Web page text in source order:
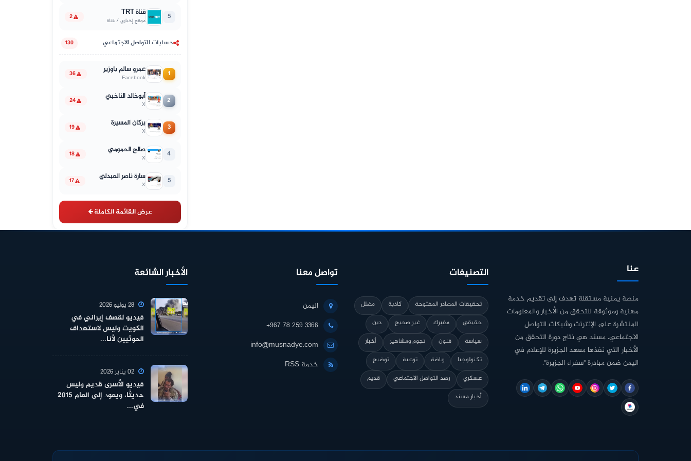
5 قناة TRT
موقع إخباري / قناة 2
حسابات التواصل الاجتماعي 130
1 عمرو سالم باوزير
Facebook
36
2 أبوخالد الناخبي
X
24
3 بركان المسيرة
X
19
4 صالح الحمومي
X
18
5 سارة ناصر العبدلي
X
17
عرض القائمة الكاملة
عنا
منصة يمنية مستقلة تهدف إلى تقديم خدمة
مهنية وموثوقة للتحقق من الأخبار والمعلومات
المنتشرة على الإنترنت وشبكات التواصل
الاجتماعي. مسند هي نتاج دورة التحقق من
الأخبار التي نفذها معهد الجزيرة للإعلام في
اليمن ضمن مبادرة "سفراء الجزيرة".
التصنيفات
تحقيقات المصادر المفتوحة كاذبة
مضلل
حقيقي
مفبرك غير صحيح
دين
سياسة
فنون نجوم ومشاهير
أخبار
تكنولوجيا
رياضة توعية
توضيح
عسكري
رصد التواصل الاجتماعي
قديم
أخبار مسند
تواصل معنا
اليمن
+967 78 259 3366
info@musnadye.com
خدمة RSS
الأخبار الشائعة
28 يوليو 2026
فيديو لقصف إيراني في
الكويت وليس لاستهداف
الحوثيين لأنا...
02 يناير 2026
فيديو الأسرى قديم وليس
حديثًا، ويعود إلى العام 2015
في...